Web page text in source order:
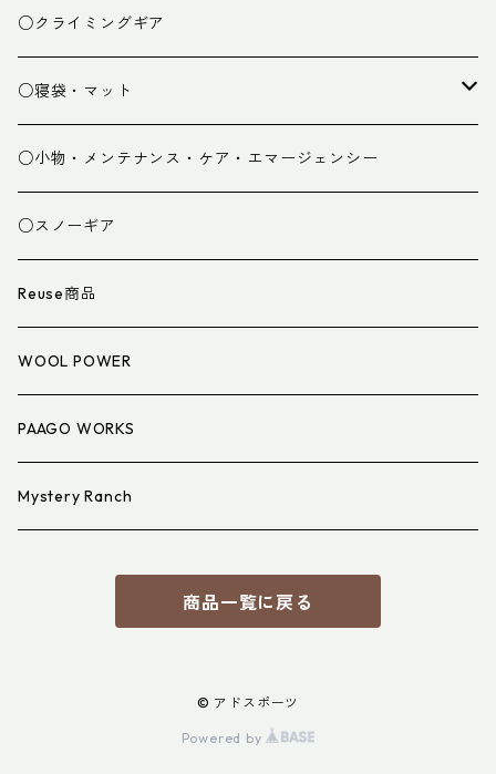
ベースレイヤー
パンツ
グローブ
スパッツ・ゲイター
衣類小物
アイウェア
○クライミングギア
○寝袋・マット
寝袋
マット
寝具小物
○小物・メンテナンス・ケア・エマージェンシー
○スノーギア
Reuse商品
WOOL POWER
PAAGO WORKS
Mystery Ranch
商品一覧に戻る
© アドスポーツ
Powered by